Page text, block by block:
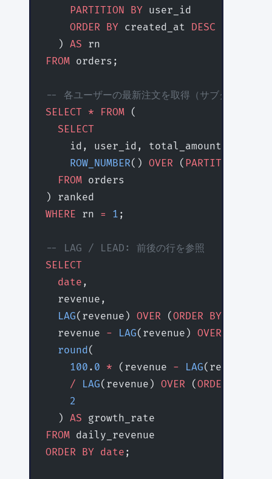
    PARTITION
BY user_id
    ORDER BY
created_at DESC
  )
AS rn
FROM orders;
-- 各ユーザーの最新注文を取得（サブクエリより
SELECT * FROM (
  SELECT
id, user_id, total_amount,
    ROW_NUMBER
() OVER ( PARTITION
  FROM
orders
) ranked
WHERE rn = 1 ;
-- LAG / LEAD: 前後の行を参照
SELECT
  date
,
  revenue,
  LAG
(revenue) OVER (ORDER BY
  revenue
- LAG(revenue) OVER
  round
(
    100
. 0 * (revenue - LAG(revenue)
    /
LAG(revenue) OVER (ORDER BY
    2
  )
AS growth_rate
FROM daily_revenue
ORDER BY date ;